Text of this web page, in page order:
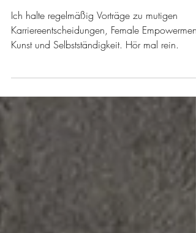
3. Nov. 2025 1 Min. Lesezeit
Speakerin - hier kannst du
Ich halte regelmäßig Vorträge zu mutigen
Karriereentscheidungen, Female Empowerment,
Kunst und Selbstständigkeit. Hör mal rein.